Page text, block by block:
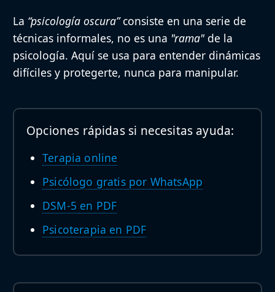
La “psicología oscura”consiste en una serie de
técnicas informales, no es una "rama" de la
psicología. Aquí se usa para entender dinámicas
difíciles y protegerte, nunca para manipular.
Opciones rápidas si necesitas ayuda:
Terapia online
Psicólogo gratis por WhatsApp
DSM-5 en PDF
Psicoterapia en PDF